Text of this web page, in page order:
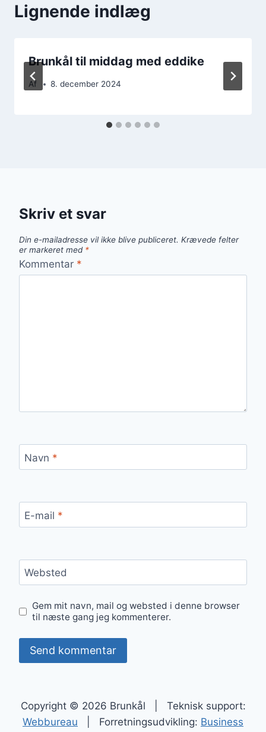
Lignende indlæg
Brunkål til middag med eddike
Af 8. december 2024
Skriv et svar
Din e-mailadresse vil ikke blive publiceret. Krævede felter
er markeret med *
Kommentar *
Navn *
E-mail *
Websted
Gem mit navn, mail og websted i denne browser
til næste gang jeg kommenterer.
Copyright © 2026 Brunkål | Teknisk support:
Webbureau | Forretningsudvikling: Business